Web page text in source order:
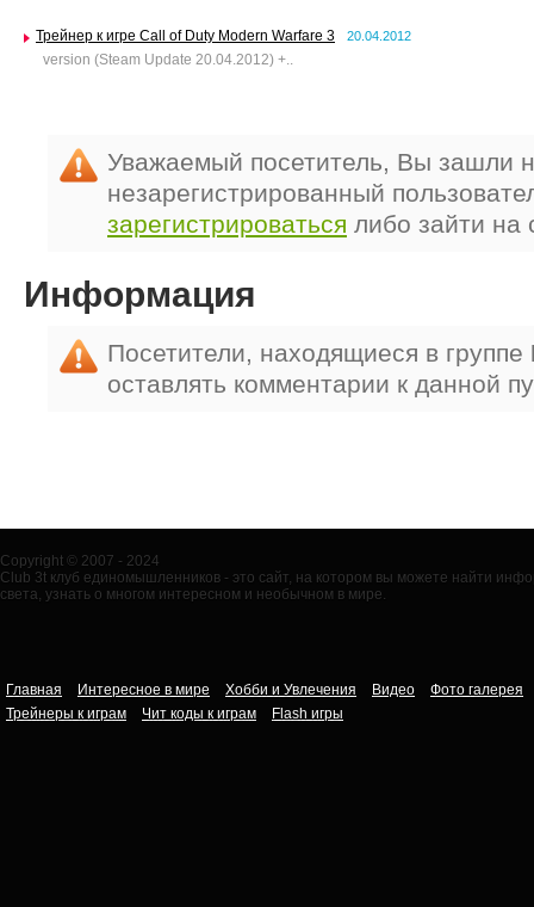
Трейнер к игре Call of Duty Modern Warfare 3 20.04.2012
version (Steam Update 20.04.2012) +..
Уважаемый посетитель, Вы зашли
незарегистрированный
зарегистрироваться либо зайти на
Информация
Посетители, находящиеся в группе
оставлять комментарии к данной
Copyright © 2007 - 2024
Club 3t клуб единомышленников - это сайт, на котором вы можете найти
света, узнать о многом интересном и необычном в мире.
Главная Интересное в мире Хобби и Увлечения Видео
Фото галерея
Трейнеры к играм
Чит коды к играм Flash игры